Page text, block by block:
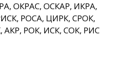
ОКРАС, ОСКАР, ИКРА,
РОСА, ЦИРК, СРОК,
АКР, РОК, ИСК, СОК, РИС